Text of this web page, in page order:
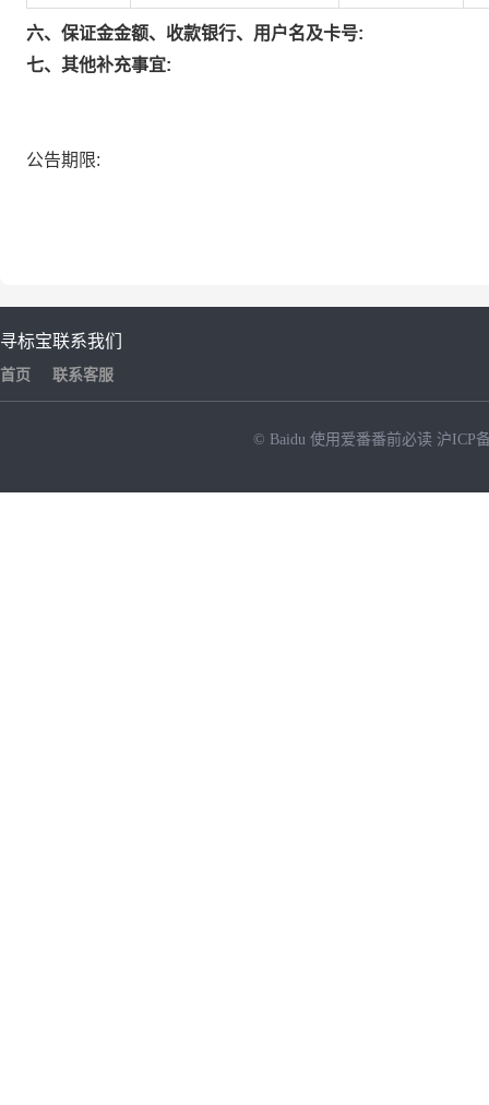
六、保证金金额、收款银行、用户名及卡号:
七、其他补充事宜:
公告期限:
寻标宝
首页
联系我们
联系客服
© Baidu 使用爱番番前必读 沪ICP